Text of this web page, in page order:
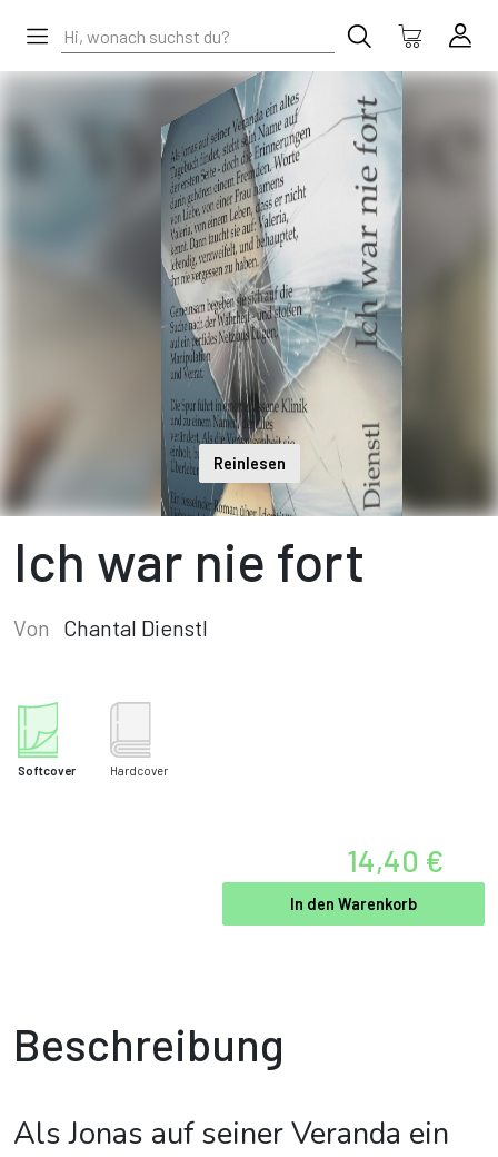
Reinlesen
Ich war nie fort
Von Chantal Dienstl
Softcover Hardcover
14,40 €
In den Warenkorb
Beschreibung
Als Jonas auf seiner Veranda ein